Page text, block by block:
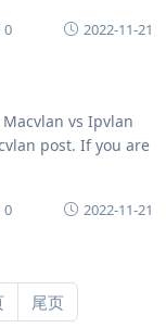
0 2022-11-21
vs Ipvlan
post. If you are
0 2022-11-21
尾页